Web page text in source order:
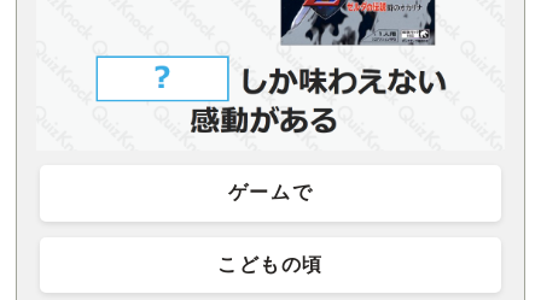
ゲームで
こどもの頃